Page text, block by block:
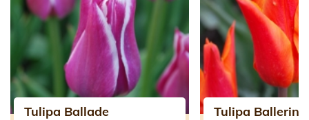
Tulipa Ballade Tulipa Ballerina